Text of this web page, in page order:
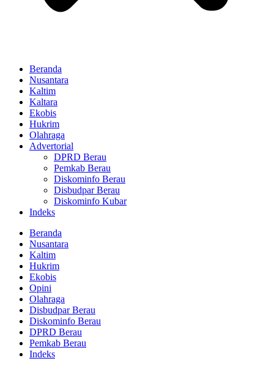
Beranda
Nusantara
Kaltim
Kaltara
Ekobis
Hukrim
Olahraga
Advertorial
DPRD Berau
Pemkab Berau
Diskominfo Berau
Disbudpar Berau
Diskominfo Kubar
Indeks
Beranda
Nusantara
Kaltim
Hukrim
Ekobis
Opini
Olahraga
Disbudpar Berau
Diskominfo Berau
DPRD Berau
Pemkab Berau
Indeks